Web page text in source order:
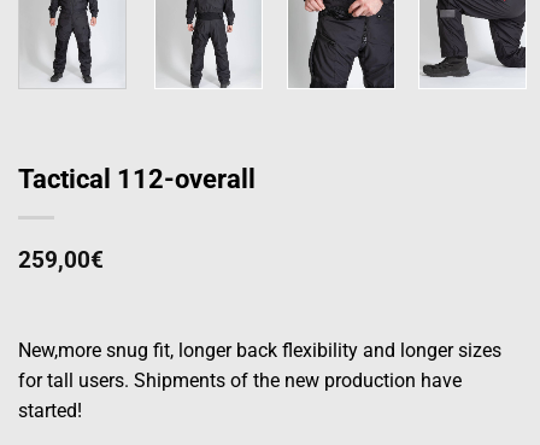
Tactical 112-overall
259,00€
New,more snug fit, longer back flexibility and longer sizes
for tall users. Shipments of the new production have
started!